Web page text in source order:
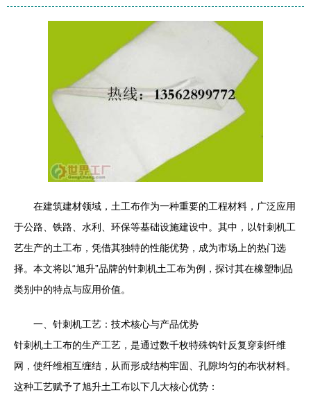
在建筑建材领域，土工布作为一种重要的工程材料，广泛应用
于公路、铁路、水利、环保等基础设施建设中。其中，以针刺机工
艺生产的土工布，凭借其独特的性能优势，成为市场上的热门选
择。本文将以“旭升”品牌的针刺机土工布为例，探讨其在橡塑制品
类别中的特点与应用价值。
一、针刺机工艺：技术核心与产品优势
针刺机土工布的生产工艺，是通过数千枚特殊钩针反复穿刺纤维
网，使纤维相互缠结，从而形成结构牢固、孔隙均匀的布状材料。
这种工艺赋予了旭升土工布以下几大核心优势：